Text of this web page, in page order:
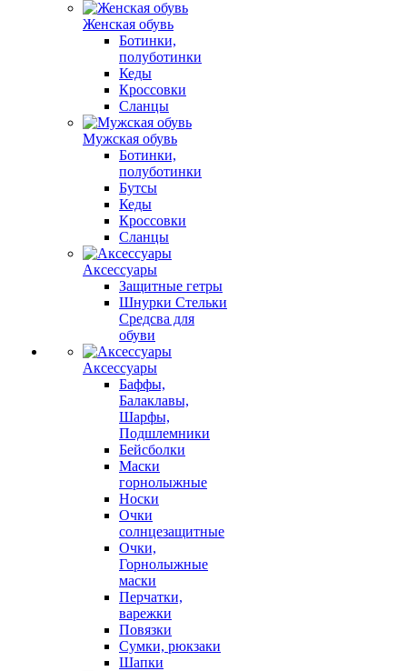
Женская обувь
Ботинки,
полуботинки
Кеды
Кроссовки
Сланцы
Мужская обувь
Ботинки,
полуботинки
Бутсы
Кеды
Кроссовки
Сланцы
Аксессуары
Защитные гетры
Шнурки Стельки
Средсва для
обуви
Аксессуары
Баффы,
Балаклавы,
Шарфы,
Подшлемники
Бейсболки
Маски
горнолыжные
Носки
Очки
солнцезащитные
Очки,
Горнолыжные
маски
Перчатки,
варежки
Повязки
Сумки, рюкзаки
Шапки